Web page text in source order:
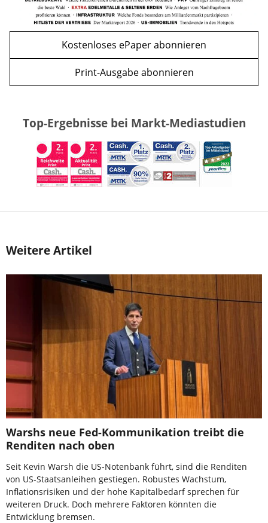
Kostenloses ePaper abonnieren
Print-Ausgabe abonnieren
Top-Ergebnisse bei Markt-Mediastudien
Weitere Artikel
Warshs neue Fed-Kommunikation treibt die
Renditen nach oben
Seit Kevin Warsh die US-Notenbank führt, sind die Renditen
von US-Staatsanleihen gestiegen. Robustes Wachstum,
Inflationsrisiken und der hohe Kapitalbedarf sprechen für
weiteren Druck. Doch mehrere Faktoren könnten die
Entwicklung bremsen.